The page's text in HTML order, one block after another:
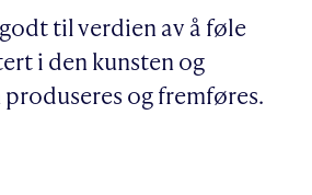
til verdien av å føle
i den kunsten og
og fremføres.